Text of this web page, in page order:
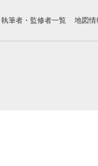
執筆者・監修者一覧 地図情